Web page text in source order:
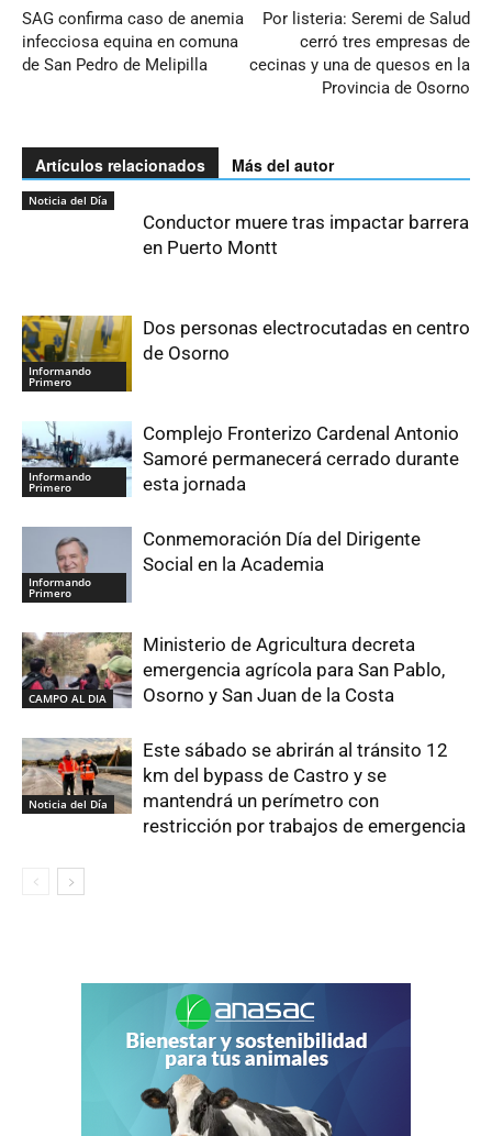
SAG confirma caso de anemia
infecciosa equina en comuna
de San Pedro de Melipilla
Por listeria: Seremi de Salud
cerró tres empresas de
cecinas y una de quesos en la
Provincia de Osorno
Artículos relacionados Más del autor
Noticia del Día
Conductor muere tras impactar barrera
en Puerto Montt
Informando
Primero
Dos personas electrocutadas en centro
de Osorno
Informando
Primero
Complejo Fronterizo Cardenal Antonio
Samoré permanecerá cerrado durante
esta jornada
Informando
Primero
Conmemoración Día del Dirigente
Social en la Academia
CAMPO AL DIA
Ministerio de Agricultura decreta
emergencia agrícola para San Pablo,
Osorno y San Juan de la Costa
Noticia del Día
Este sábado se abrirán al tránsito 12
km del bypass de Castro y se
mantendrá un perímetro con
restricción por trabajos de emergencia